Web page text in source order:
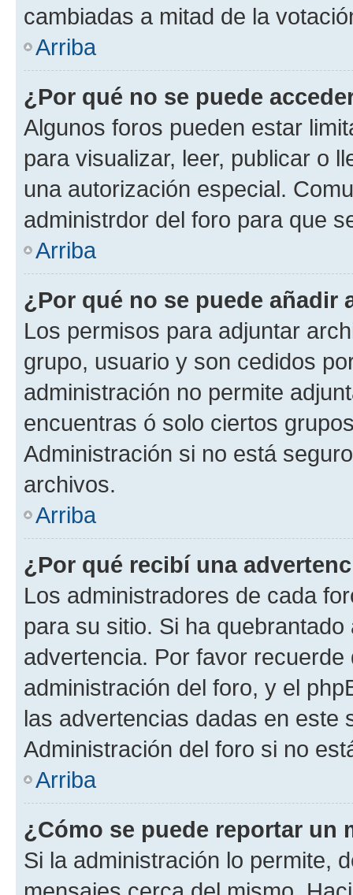
cambiadas a mitad de la
Arriba
¿Por qué no se puede
Algunos foros pueden estar
para visualizar, leer, publicar o
una autorización especial.
administrdor del foro para que
Arriba
¿Por qué no se puede añadir
Los permisos para adjuntar
grupo, usuario y son cedidos
administración no permite
encuentras ó solo ciertos
Administración si no está
archivos.
Arriba
¿Por qué recibí una
Los administradores de cada
para su sitio. Si ha
advertencia. Por favor
administración del foro, y el
las advertencias dadas en este
Administración del foro si no
Arriba
¿Cómo se puede reportar un
Si la administración lo permite,